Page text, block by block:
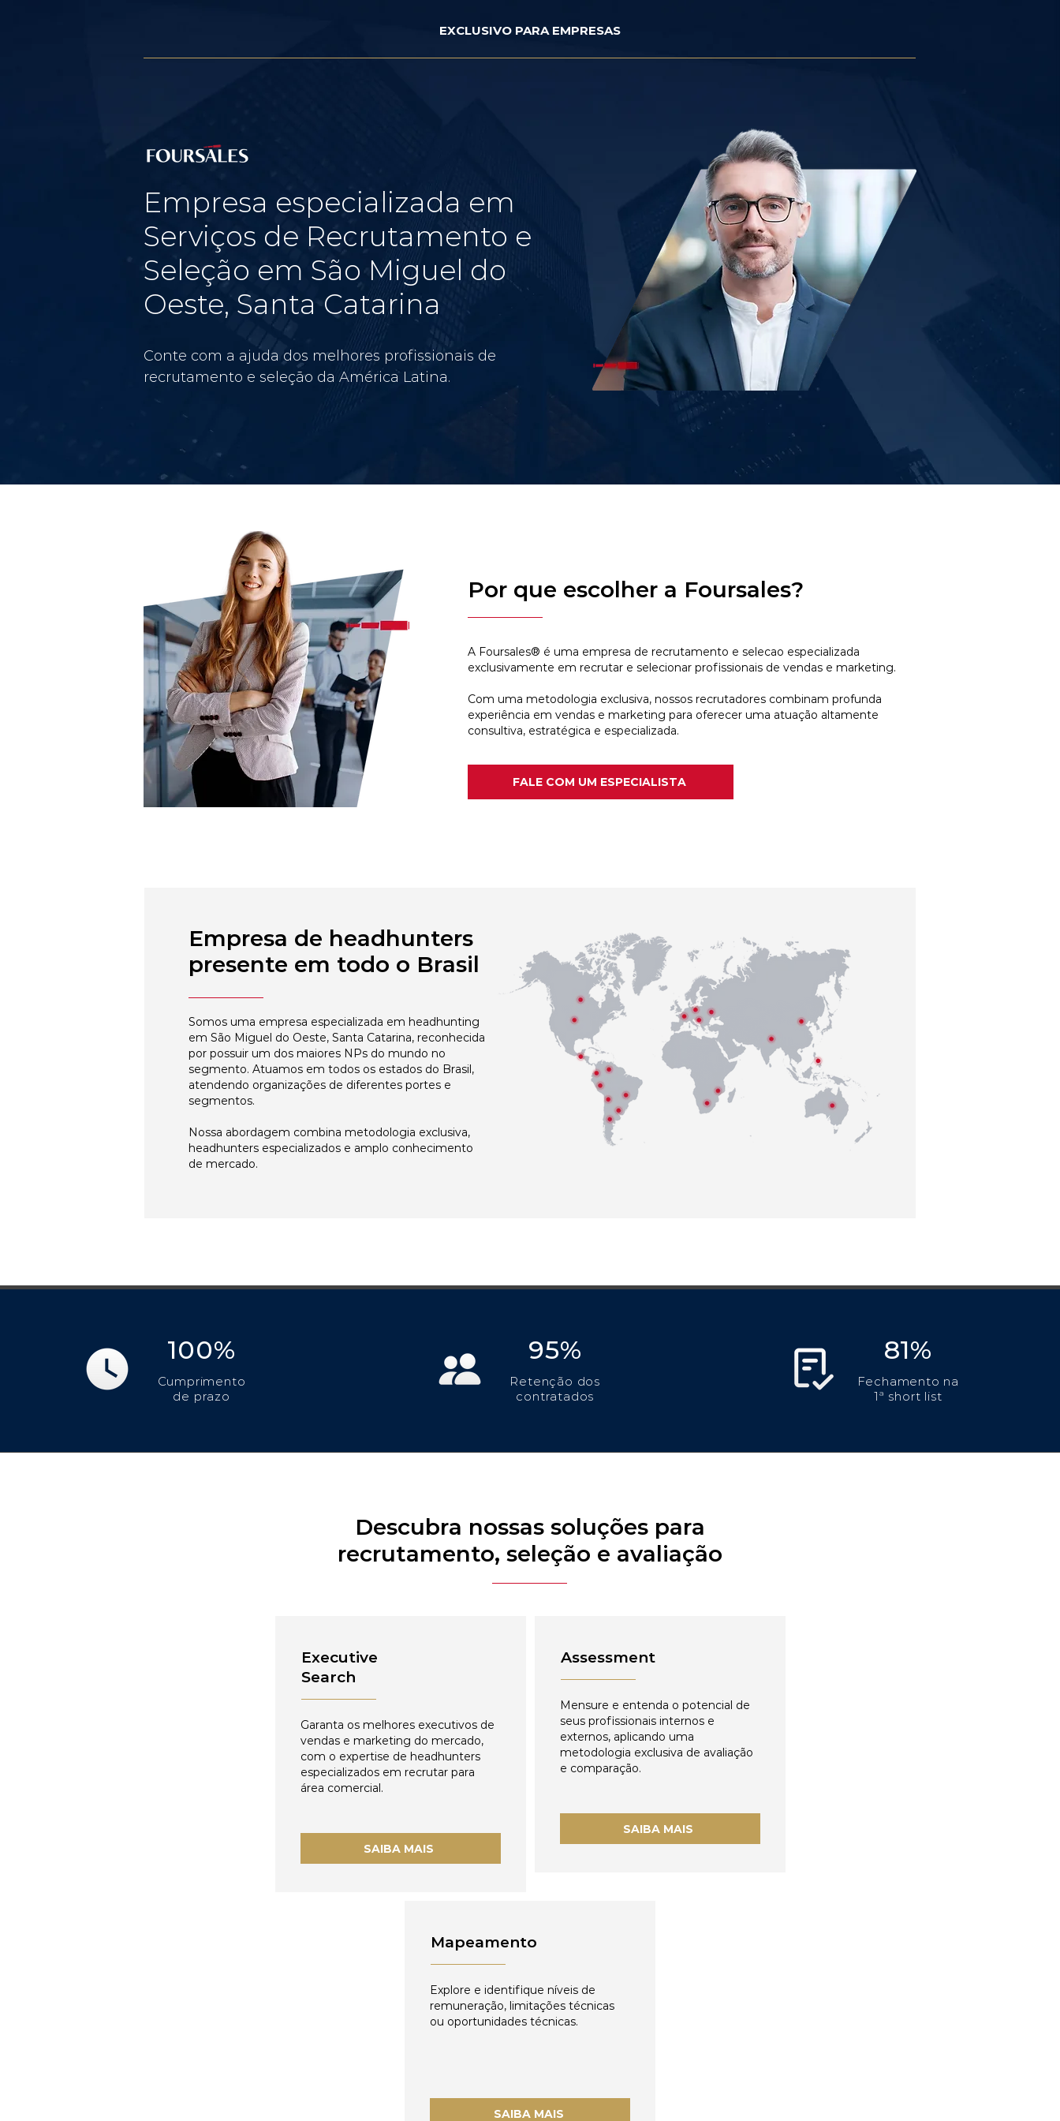
EXCLUSIVO PARA EMPRESAS
Empresa especializada em
Serviços de Recrutamento e
Seleção em São Miguel do
Oeste, Santa Catarina
Conte com a ajuda dos melhores profissionais de
recrutamento e seleção da América Latina.
Por que escolher a Foursales?
A Foursales® é uma empresa de recrutamento e selecao especializada
exclusivamente em recrutar e selecionar profissionais de vendas e marketing.
Com uma metodologia exclusiva, nossos recrutadores combinam profunda
experiência em vendas e marketing para oferecer uma atuação altamente
consultiva, estratégica e especializada.
FALE COM UM ESPECIALISTA
Empresa de headhunters
presente em todo o Brasil
Somos uma empresa especializada em headhunting
em São Miguel do Oeste, Santa Catarina, reconhecida
por possuir um dos maiores NPs do mundo no
segmento. Atuamos em todos os estados do Brasil,
atendendo organizações de diferentes portes e
segmentos.
Nossa abordagem combina metodologia exclusiva,
headhunters especializados e amplo conhecimento
de mercado.
100%
Cumprimento
de prazo
95%
Retenção dos
contratados
81%
Fechamento na
1ª short list
Descubra nossas soluções para
recrutamento, seleção e avaliação
Executive
Search
Garanta os melhores executivos de
vendas e marketing do mercado,
com o expertise de headhunters
especializados em recrutar para
área comercial.
SAIBA MAIS
Assessment
Mensure e entenda o potencial de
seus profissionais internos e
externos, aplicando uma
metodologia exclusiva de avaliação
e comparação.
SAIBA MAIS
Mapeamento
Explore e identifique níveis de
remuneração, limitações técnicas
ou oportunidades técnicas.
SAIBA MAIS